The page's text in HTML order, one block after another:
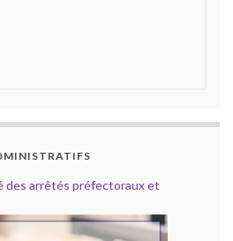
des arrêtés préfectoraux et